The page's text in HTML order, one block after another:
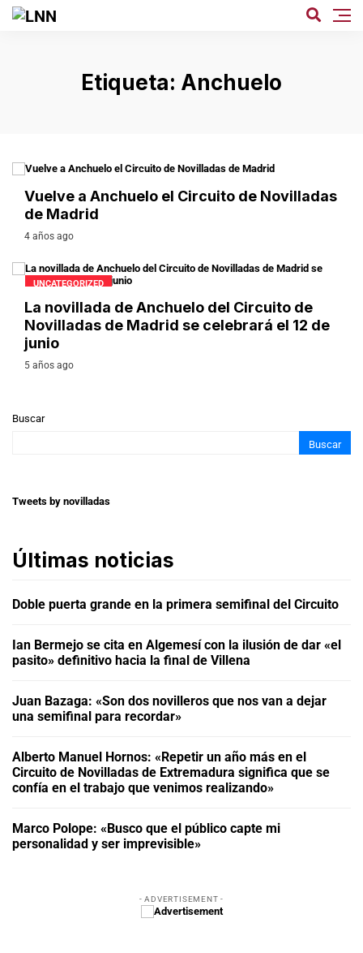
Etiqueta: Anchuelo
Vuelve a Anchuelo el Circuito de Novilladas
de Madrid
4 años ago
UNCATEGORIZED
La novillada de Anchuelo del Circuito de
Novilladas de Madrid se celebrará el 12 de
junio
5 años ago
Buscar
Buscar
Tweets by novilladas
Últimas noticias
Doble puerta grande en la primera semifinal del Circuito
Ian Bermejo se cita en Algemesí con la ilusión de dar «el
pasito» definitivo hacia la final de Villena
Juan Bazaga: «Son dos novilleros que nos van a dejar
una semifinal para recordar»
Alberto Manuel Hornos: «Repetir un año más en el
Circuito de Novilladas de Extremadura significa que se
confía en el trabajo que venimos realizando»
Marco Polope: «Busco que el público capte mi
personalidad y ser imprevisible»
- ADVERTISEMENT -